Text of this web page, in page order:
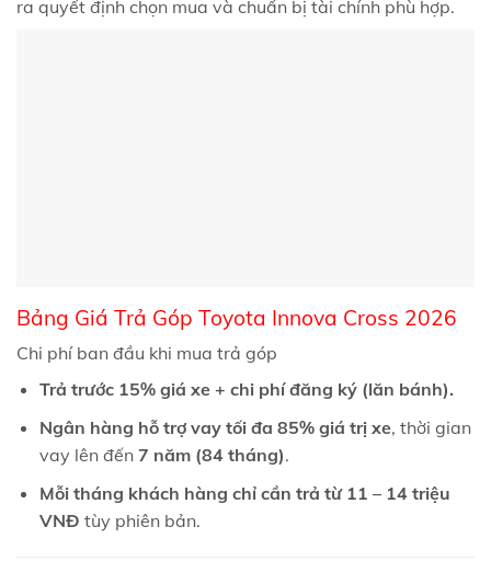
ra quyết định chọn mua và chuẩn bị tài chính phù hợp.
Bảng Giá Trả Góp Toyota Innova Cross 2026
Chi phí ban đầu khi mua trả góp
Trả trước 15% giá xe + chi phí đăng ký (lăn bánh).
Ngân hàng hỗ trợ vay tối đa 85% giá trị xe, thời gian
vay lên đến 7 năm (84 tháng).
Mỗi tháng khách hàng chỉ cần trả từ 11 – 14 triệu
VNĐ tùy phiên bản.